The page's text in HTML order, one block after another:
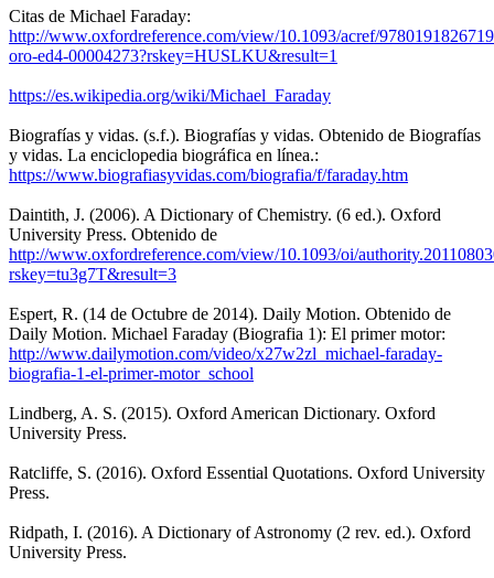
Citas de Michael Faraday:
http://www.oxfordreference.com/view/10.1093/acref/
oro-ed4-00004273?rskey=HUSLKU&result=1
https://es.wikipedia.org/wiki/Michael_Faraday
Biografías y vidas. (s.f.). Biografías y vidas. Obtenido de Biografías
y vidas. La enciclopedia biográfica en línea.:
https://www.biografiasyvidas.com/biografia/f/faraday.htm
Daintith, J. (2006). A Dictionary of Chemistry. (6 ed.). Oxford
University Press. Obtenido de
http://www.oxfordreference.com/view/10.1093/oi/
rskey=tu3g7T&result=3
Espert, R. (14 de Octubre de 2014). Daily Motion. Obtenido de
Daily Motion. Michael Faraday (Biografia 1): El primer motor:
http://www.dailymotion.com/video/x27w2zl_michael-faraday-
biografia-1-el-primer-motor_school
Lindberg, A. S. (2015). Oxford American Dictionary. Oxford
University Press.
Ratcliffe, S. (2016). Oxford Essential Quotations. Oxford University
Press.
Ridpath, I. (2016). A Dictionary of Astronomy (2 rev. ed.). Oxford
University Press.